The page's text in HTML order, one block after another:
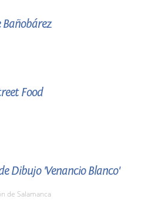
Bañobárez
Food
Dibujo 'Venancio Blanco'
de Salamanca